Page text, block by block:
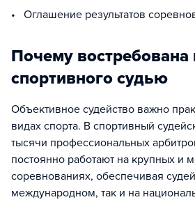
• Оглашение результатов
Почему востребована
спортивного судью
Объективное судейство важно
видах спорта. В спортивный
тысячи профессиональных
постоянно работают на крупных и
соревнованиях, обеспечивая
международном, так и на